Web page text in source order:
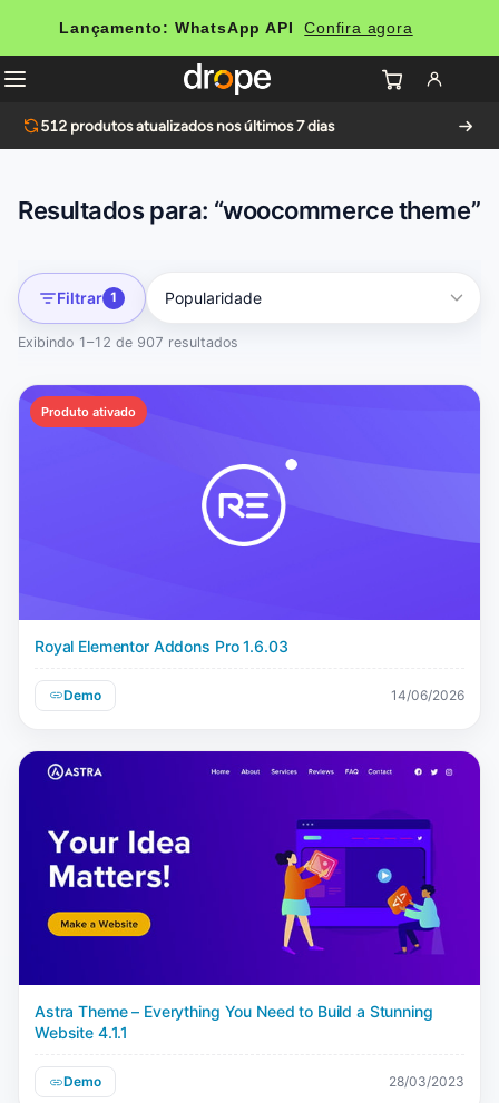
Lançamento: WhatsApp API Confira agora
512 produtos atualizados nos últimos 7 dias
Resultados para: “woocommerce theme”
Filtrar 1
Exibindo 1–12 de 907 resultados
Produto ativado
Royal Elementor Addons Pro 1.6.03
Demo 14/06/2026
Astra Theme – Everything You Need to Build a Stunning
Website 4.1.1
Demo 28/03/2023